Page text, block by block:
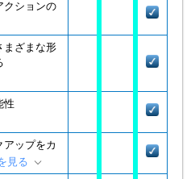
クションの
まざまな形
性
ップをカ
見る